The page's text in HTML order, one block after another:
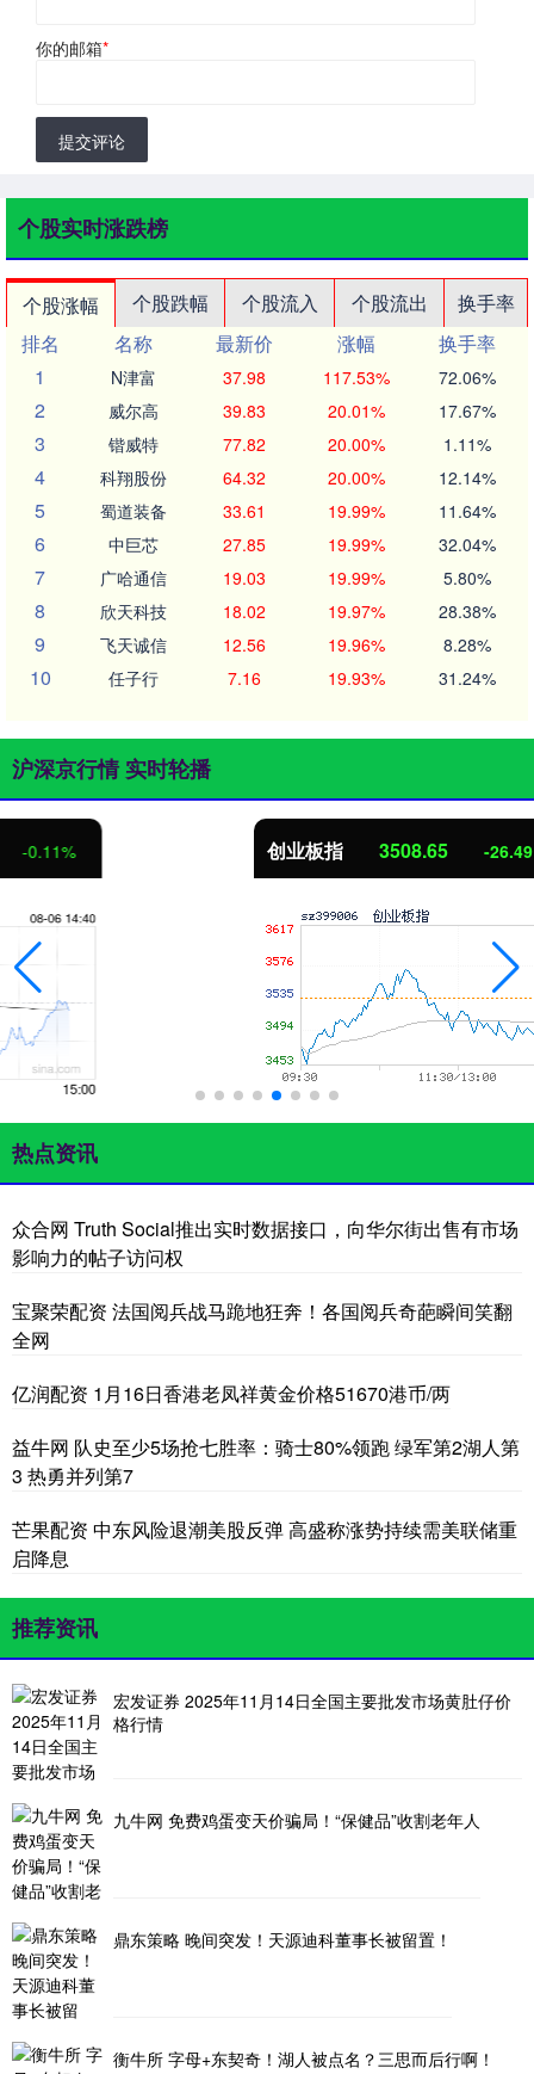
你的邮箱*
提交评论
个股实时涨跌榜
个股涨幅 个股跌幅 个股流入 个股流出
换手率
排名
名称 最新价 涨幅
换手率
1
N津富 37.98 117.53% 72.06%
2 威尔高 39.83 20.01% 17.67%
3 锴威特 77.82 20.00% 1.11%
4 科翔股份 64.32 20.00% 12.14%
5 蜀道装备 33.61 19.99% 11.64%
6 中巨芯 27.85 19.99% 32.04%
7 广哈通信 19.03 19.99% 5.80%
8 欣天科技 18.02 19.97% 28.38%
9 飞天诚信 12.56 19.96% 8.28%
10 任子行 7.16 19.93% 31.24%
沪深京行情 实时轮播
3508.65 -26.49 -0.75%
热点资讯
众合网 Truth Social推出实时数据接口，向华尔街出售有市场
影响力的帖子访问权
宝聚荣配资 法国阅兵战马跪地狂奔！各国阅兵奇葩瞬间笑翻
全网
亿润配资 1月16日香港老凤祥黄金价格51670港币/两
益牛网 队史至少5场抢七胜率：骑士80%领跑 绿军第2湖人第
3 热勇并列第7
芒果配资 中东风险退潮美股反弹 高盛称涨势持续需美联储重
启降息
推荐资讯
宏发证券 2025年11月14日全国主要批发市场黄肚仔价
格行情
九牛网 免费鸡蛋变天价骗局！“保健品”收割老年人
鼎东策略 晚间突发！天源迪科董事长被留置！
衡牛所 字母+东契奇！湖人被点名？三思而后行啊！